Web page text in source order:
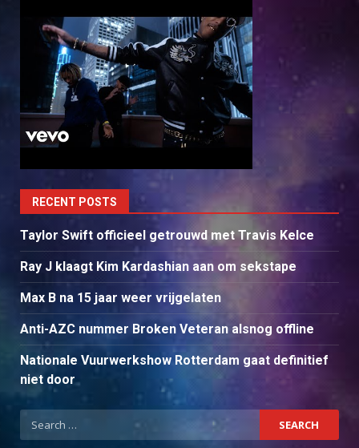
RECENT POSTS
Taylor Swift officieel getrouwd met Travis Kelce
Ray J klaagt Kim Kardashian aan om sekstape
Max B na 15 jaar weer vrijgelaten
Anti-AZC nummer Broken Veteran alsnog offline
Nationale Vuurwerkshow Rotterdam gaat definitief
niet door
Search
for: